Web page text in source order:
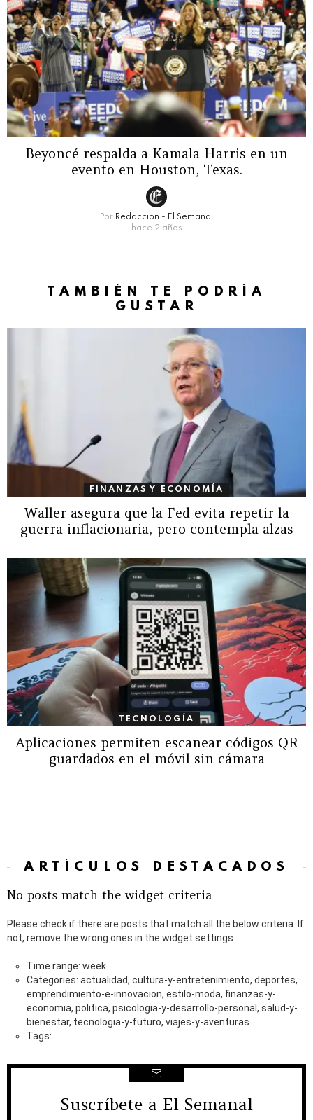
Beyoncé respalda a Kamala Harris en un
evento en Houston, Texas.
Por Redacción - El Semanal
hace 2 años
TAMBIÉN TE PODRÍA
GUSTAR
FINANZAS Y ECONOMÍA
Waller asegura que la Fed evita repetir la
guerra inflacionaria, pero contempla alzas
TECNOLOGÍA
Aplicaciones permiten escanear códigos QR
guardados en el móvil sin cámara
ARTÍCULOS DESTACADOS
No posts match the widget criteria
Please check if there are posts that match all the below criteria. If
not, remove the wrong ones in the widget settings.
Time range: week
Categories: actualidad, cultura-y-entretenimiento, deportes,
emprendimiento-e-innovacion, estilo-moda, finanzas-y-
economia, politica, psicologia-y-desarrollo-personal, salud-y-
bienestar, tecnologia-y-futuro, viajes-y-aventuras
Tags:
NEWSLETTER
Suscríbete a El Semanal